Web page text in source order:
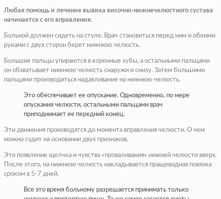
Любая помощь и лечение вывиха височно-нижнечелюстного сустава
начинается с его вправления.
Больной должен сидеть на стуле. Врач становиться перед ним и обеими
руками с двух сторон берет нижнюю челюсть.
Большие пальцы упираются в коренные зубы, а остальными пальцами
он обхватывает нижнюю челюсть снаружи и снизу. Затем большими
пальцами производиться надавливание на нижнюю челюсть.
Это обеспечивает ее опускание. Одновременно, по мере
опускания челюсти, остальными пальцами врач
приподнимает ее передний конец.
Эти движения производятся до момента вправления челюсти. О чем
можно судит на основании двух признаков.
Это появление щелчка и чувства «проваливания» нижней челюсти вверх.
После этого, на нижнюю челюсть накладывается пращевидная повязка
сроком в 5-7 дней.
Все это время больному разрешается принимать только